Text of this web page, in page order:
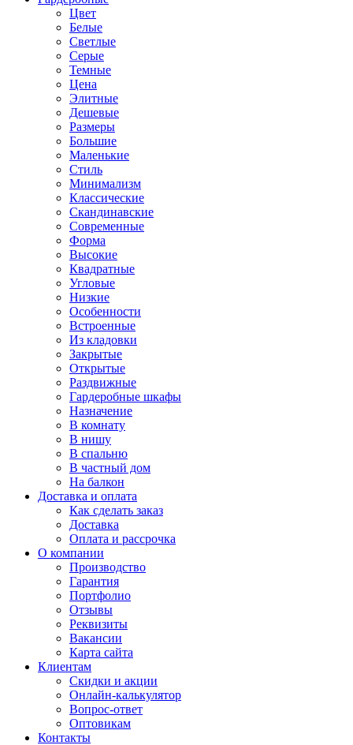
Цвет
Белые
Светлые
Серые
Темные
Цена
Элитные
Дешевые
Размеры
Большие
Маленькие
Стиль
Минимализм
Классические
Скандинавские
Современные
Форма
Высокие
Квадратные
Угловые
Низкие
Особенности
Встроенные
Из кладовки
Закрытые
Открытые
Раздвижные
Гардеробные шкафы
Назначение
В комнату
В нишу
В спальню
В частный дом
На балкон
Доставка и оплата
Как сделать заказ
Доставка
Оплата и рассрочка
О компании
Производство
Гарантия
Портфолио
Отзывы
Реквизиты
Вакансии
Карта сайта
Клиентам
Скидки и акции
Онлайн-калькулятор
Вопрос-ответ
Оптовикам
Контакты